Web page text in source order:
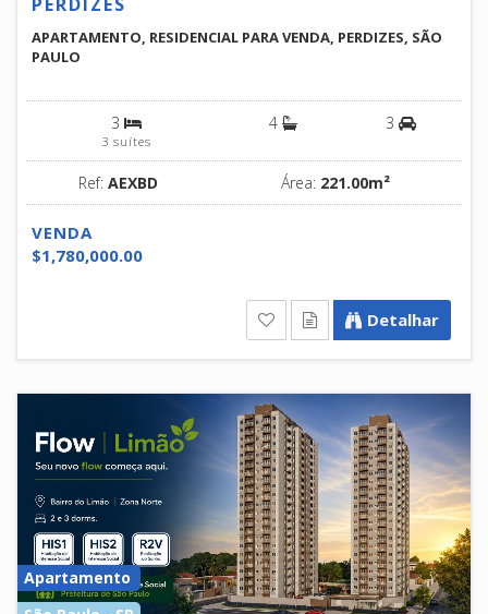
APARTAMENTO, RESIDENCIAL PARA VENDA, PERDIZES, SÃO
PAULO
3
3 suítes
4 3
Ref: AEXBD Área: 221.00m²
VENDA
$1,780,000.00
Detalhar
Apartamento